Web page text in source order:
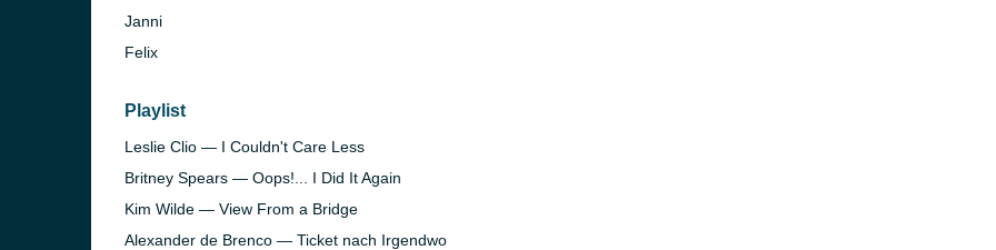
Janni
Felix
Playlist
Leslie Clio — I Couldn't Care Less
Britney Spears — Oops!... I Did It Again
Kim Wilde — View From a Bridge
Alexander de Brenco — Ticket nach Irgendwo